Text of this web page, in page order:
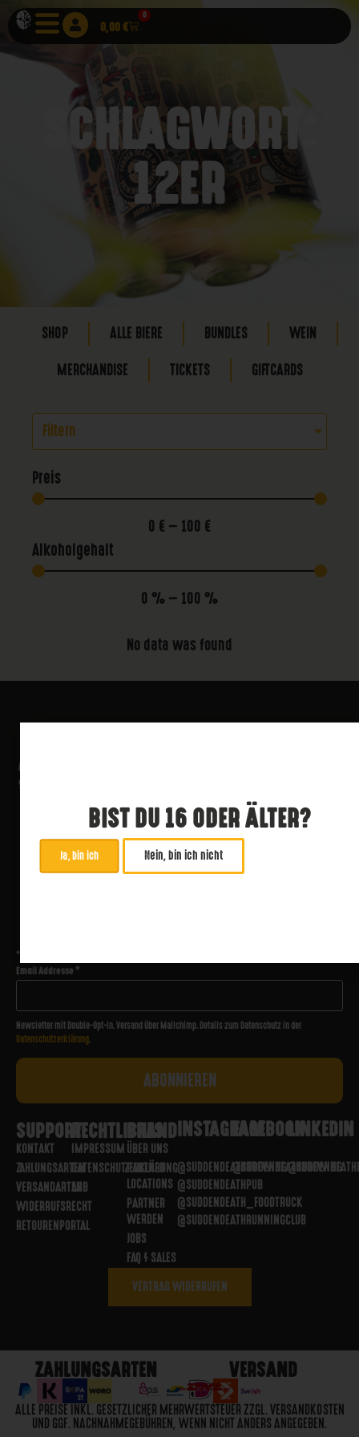
0,00€
0
SCHLAGWORT:
12ER
SHOP ALLE BIERE BUNDLES WEIN
MERCHANDISE TICKETS GIFTCARDS
Filtern
Preis
0 € — 100 €
Alkoholgehalt
0 % — 100 %
No data was found
*
Email Addresse*
Newsletter mit Double-Opt-In. Versand über Mailchimp. Details zum Datenschutz in der
Datenschutzerklärung.
SUPPORT
KONTAKT
ZAHLUNGSARTEN
VERSANDARTEN
WIDERRUFSRECHT
RETOURENPORTAL
RECHTLICHES
IMPRESSUM
DATENSCHUTZERKLÄRUNG
AGB
BRAND
ÜBER UNS
PARTNER
LOCATIONS
PARTNER
WERDEN
JOBS
FAQ / SALES
INSTAGRAM
@SUDDENDEATHBREWING
@SUDDENDEATHPUB
@SUDDENDEATH_FOODTRUCK
@SUDDENDEATHRUNNINGCLUB
FACEBOOK
@SUDDENDEATHBREWING
LINKEDIN
VERTRAG WIDERRUFEN
ZAHLUNGSARTEN VERSAND
ALLE PREISE INKL. GESETZLICHER MEHRWERTSTEUER ZZGL. VERSANDKOSTEN
UND GGF. NACHNAHMEGEBÜHREN, WENN NICHT ANDERS ANGEGEBEN.
BIST DU 16 ODER ÄLTER?
Ja, bin ich Nein, bin ich nicht